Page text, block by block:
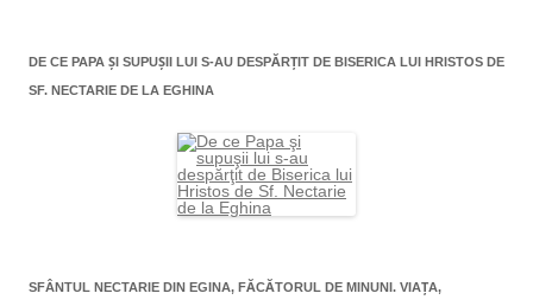
DE CE PAPA ŞI SUPUŞII LUI S-AU DESPĂRŢIT DE BISERICA LUI HRISTOS DE
SF. NECTARIE DE LA EGHINA
SFÂNTUL NECTARIE DIN EGINA, FĂCĂTORUL DE MINUNI. VIAŢA,